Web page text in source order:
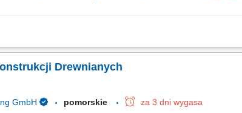
wyposażenia dla sklepów oraz przestrzeni handlowych; Organizacja
Drewnianych
GmbH pomorskie za 3 dni wygasa